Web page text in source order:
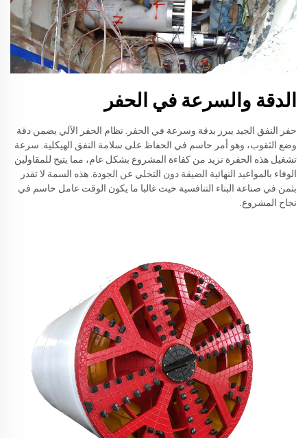
الدقة والسرعة في الحفر
حفر النفق الجيد يبرز بدقة وسرعة في الحفر. نظام الحفر الآلي يضمن دقة
وضع الثقوب، وهو أمر حاسم في الحفاظ على سلامة النفق الهيكلية. سرعة
تشغيل هذه الحفرة تزيد من كفاءة المشروع بشكل عام، مما يتيح للمقاولين
الوفاء بالمواعيد النهائية الضيقة دون التخلي عن الجودة. هذه السمة لا تقدر
بثمن في صناعة البناء التنافسية حيث غالبا ما يكون الوقت عامل حاسم في
نجاح المشروع.